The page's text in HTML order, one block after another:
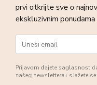
ponudama te posebnim
prvi otkrijte sve o
ekskluzivnim
Prijavom dajete saglasnost
našeg newslettera i slažete se